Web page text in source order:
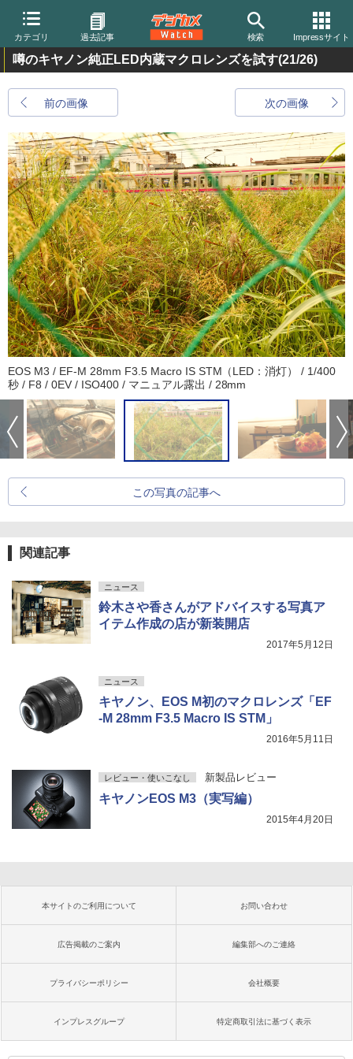
カテゴリ 過去記事 検索 Impressサイト
噂のキヤノン純正LED内蔵マクロレンズを試す(21/26)
前の画像 次の画像
EOS M3 / EF-M 28mm F3.5 Macro IS STM（LED：消灯） / 1/400
秒 / F8 / 0EV / ISO400 / マニュアル露出 / 28mm
この写真の記事へ
関連記事
ニュース
鈴木さや香さんがアドバイスする写真ア
イテム作成の店が新装開店
2017年5月12日
ニュース
キヤノン、EOS M初のマクロレンズ「EF
-M 28mm F3.5 Macro IS STM」
2016年5月11日
レビュー・使いこなし 新製品レビュー
キヤノンEOS M3（実写編）
2015年4月20日
本サイトのご利用について お問い合わせ
広告掲載のご案内 編集部へのご連絡
プライバシーポリシー 会社概要
インプレスグループ 特定商取引法に基づく表示